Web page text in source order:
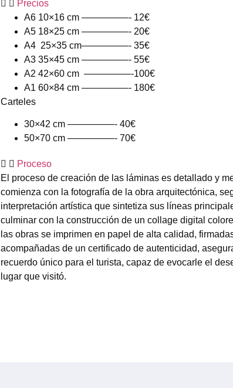
Precios
A6 10×16 cm —————- 12€
A5 18×25 cm —————- 20€
A4 25×35 cm—————- 35€
A3 35×45 cm —————- 55€
A2 42×60 cm —————-100€
A1 60×84 cm —————- 180€
Carteles
30×42 cm —————- 40€
50×70 cm —————- 70€
Proceso
El proceso de creación de las láminas es detallado y
comienza con la fotografía de la obra arquitectónica,
interpretación artística que sintetiza sus líneas
culminar con la construcción de un collage digital
las obras se imprimen en papel de alta calidad,
acompañadas de un certificado de autenticidad,
recuerdo único para el turista, capaz de evocarle el
lugar que visitó.